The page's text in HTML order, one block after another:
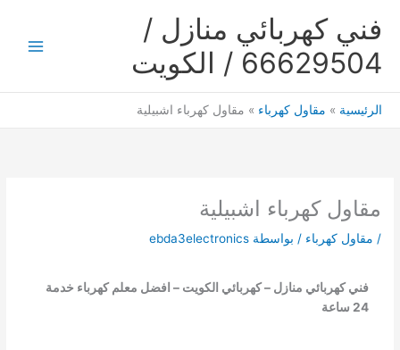
فني كهربائي منازل /
66629504 / الكويت
الرئيسية مقاول كهرباء مقاول كهرباء اشبيلية
مقاول كهرباء اشبيلية
/ مقاول كهرباء / بواسطة ebda3electronics
فني كهربائي منازل – كهربائي الكويت – افضل معلم كهرباء خدمة
24 ساعة